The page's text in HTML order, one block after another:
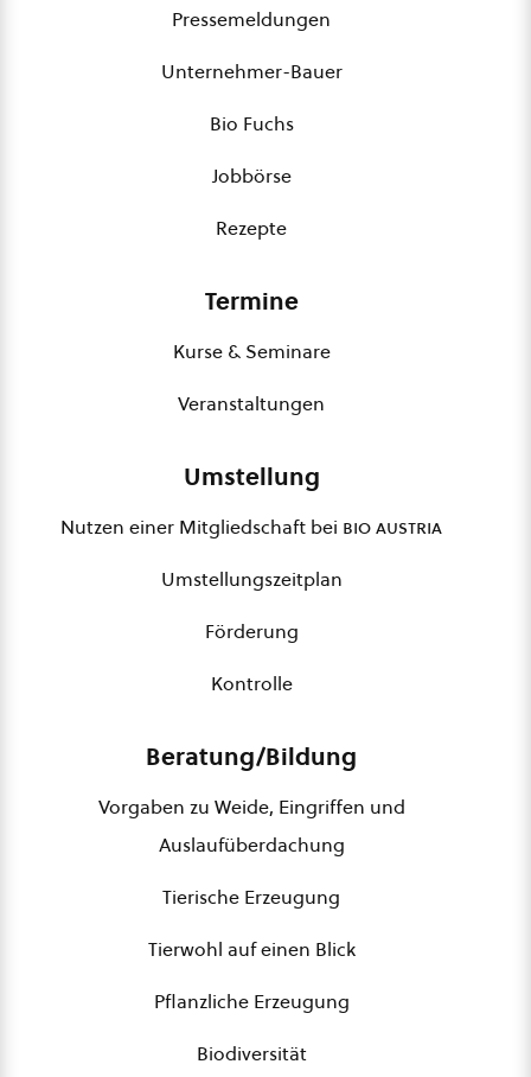
Pressemeldungen
Unternehmer-Bauer
Bio Fuchs
Jobbörse
Rezepte
Termine
Kurse & Seminare
Veranstaltungen
Umstellung
Nutzen einer Mitgliedschaft bei bio austria
Umstellungszeitplan
Förderung
Kontrolle
Beratung/Bildung
Vorgaben zu Weide, Eingriffen und
Auslaufüberdachung
Tierische Erzeugung
Tierwohl auf einen Blick
Pflanzliche Erzeugung
Biodiversität